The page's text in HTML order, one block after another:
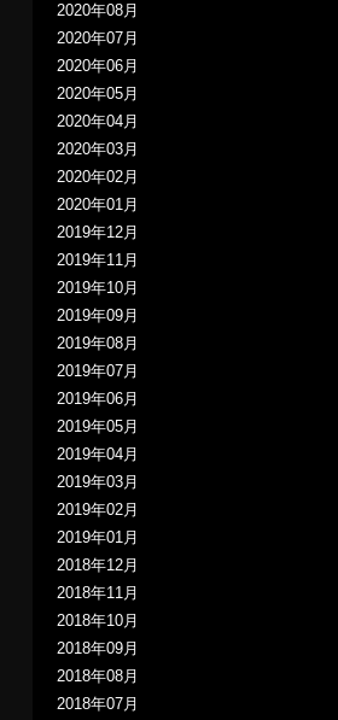
2020年08月
2020年07月
2020年06月
2020年05月
2020年04月
2020年03月
2020年02月
2020年01月
2019年12月
2019年11月
2019年10月
2019年09月
2019年08月
2019年07月
2019年06月
2019年05月
2019年04月
2019年03月
2019年02月
2019年01月
2018年12月
2018年11月
2018年10月
2018年09月
2018年08月
2018年07月